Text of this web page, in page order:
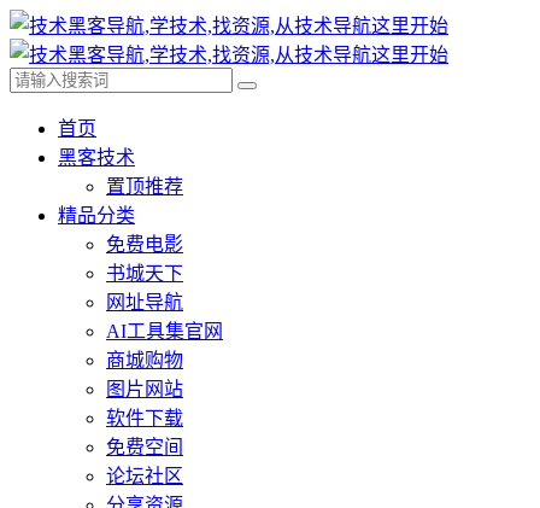
首页
黑客技术
置顶推荐
精品分类
免费电影
书城天下
网址导航
AI工具集官网
商城购物
图片网站
软件下载
免费空间
论坛社区